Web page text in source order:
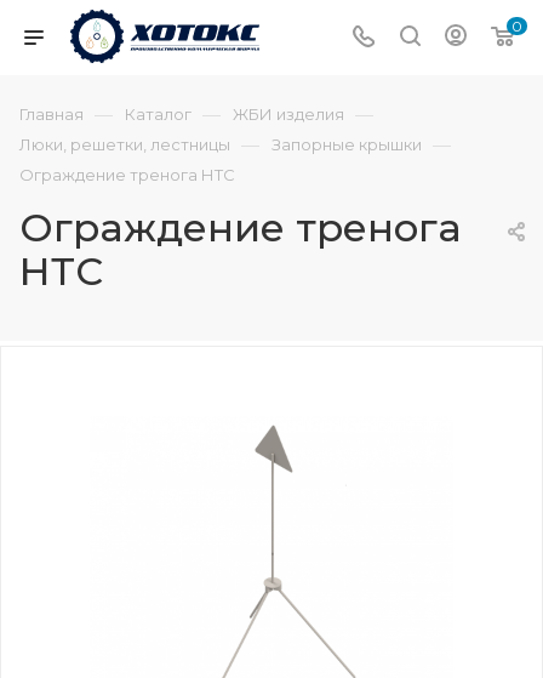
0
Главная — Каталог — ЖБИ изделия —
Люки, решетки, лестницы — Запорные крышки —
Ограждение тренога НТС
Ограждение тренога
НТС